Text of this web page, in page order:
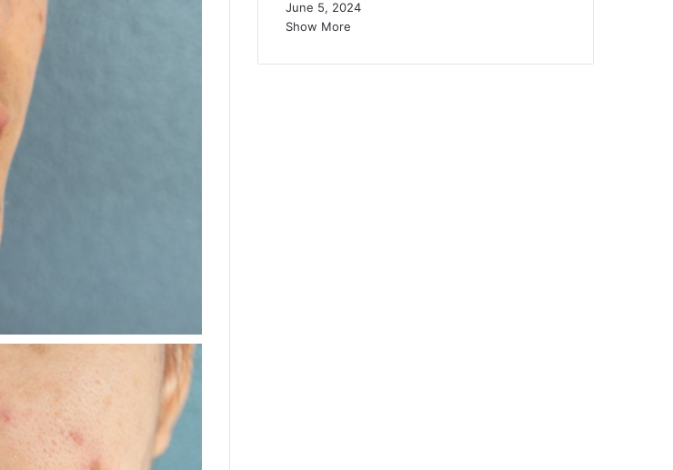
June 5, 2024
Show More